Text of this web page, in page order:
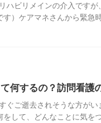
ハビリメインの介入です
す）ケアマネさんから緊急
何するの？訪問看護
ぐご逝去されそうな方が
をして、どんなことに気を